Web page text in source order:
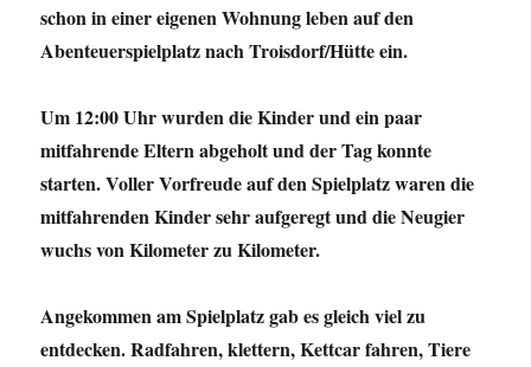
schon in einer eigenen Wohnung leben auf den
Abenteuerspielplatz nach Troisdorf/Hütte ein.
Um 12:00 Uhr wurden die Kinder und ein paar
mitfahrende Eltern abgeholt und der Tag konnte
starten. Voller Vorfreude auf den Spielplatz waren die
mitfahrenden Kinder sehr aufgeregt und die Neugier
wuchs von Kilometer zu Kilometer.
Angekommen am Spielplatz gab es gleich viel zu
entdecken. Radfahren, klettern, Kettcar fahren, Tiere